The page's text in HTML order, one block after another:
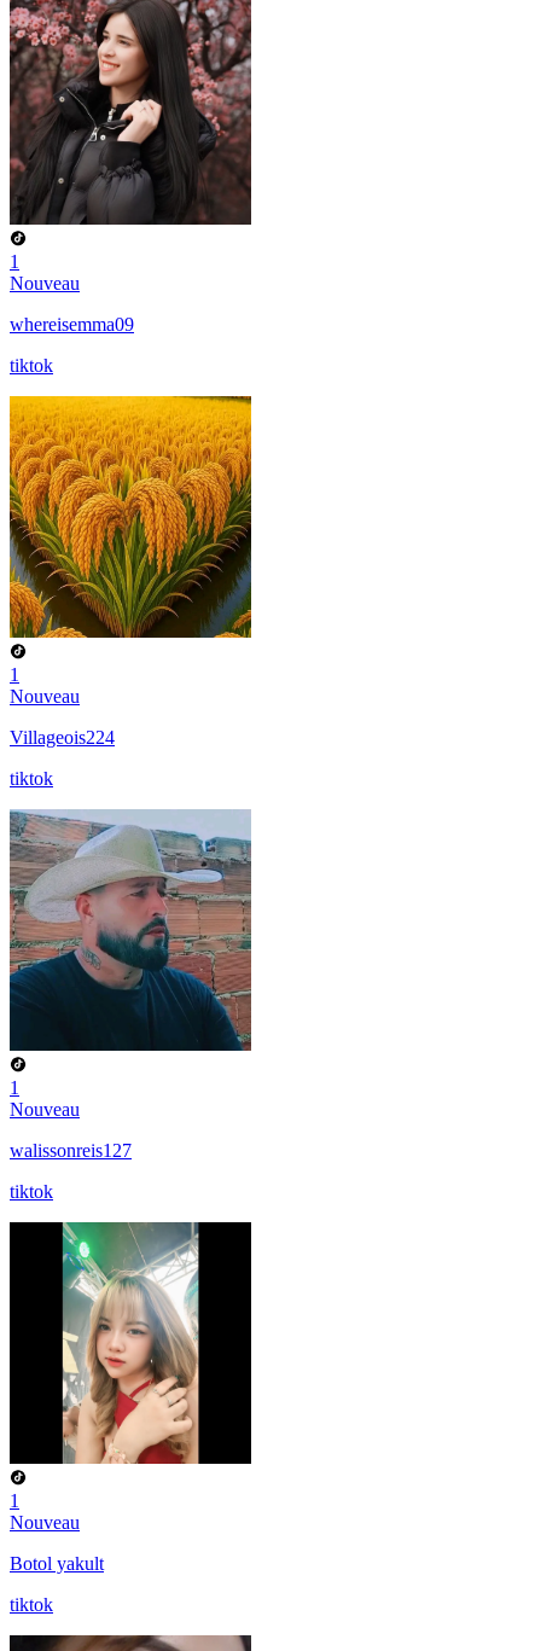
1
Nouveau
whereisemma09
tiktok
1
Nouveau
Villageois224
tiktok
1
Nouveau
walissonreis127
tiktok
1
Nouveau
Botol yakult
tiktok